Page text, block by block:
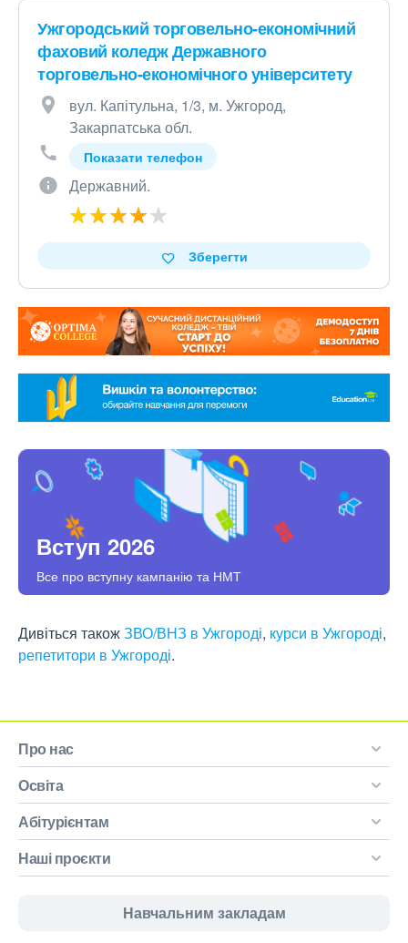
Ужгородський торговельно-економічний
фаховий коледж Державного
торговельно-економічного університету
вул. Капітульна, 1/3, м. Ужгород,
Закарпатська обл.
Показати телефон
Державний.
Зберегти
Вступ 2026
Все про вступну кампанію та НМТ
Дивіться такожЗВО/ВНЗ в Ужгороді, курси в Ужгороді,
репетитори в Ужгороді.
Про нас
Освіта
Абітурієнтам
Наші проєкти
Навчальним закладам